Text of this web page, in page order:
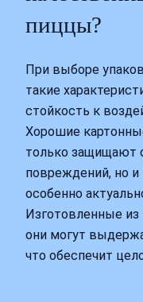
пиццы?
При выборе
такие
стойкость к
Хорошие
только защищают
повреждений, но и
особенно
Изготовленные из
они могут
что обеспечит